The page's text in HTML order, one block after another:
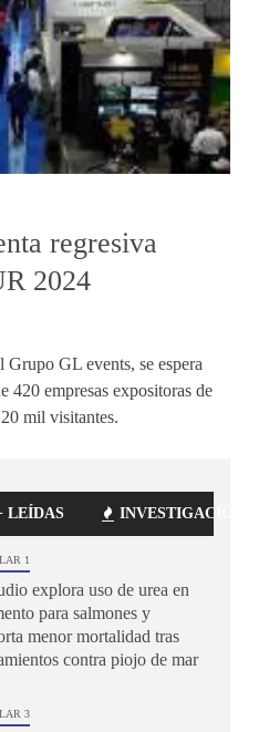
regresiva
2024
GL events, se espera
420 empresas expositoras de
mil visitantes.
LEÍDAS INVESTIGACIÓN
1
explora uso de urea en
para salmones y
menor mortalidad tras
contra piojo de mar
3